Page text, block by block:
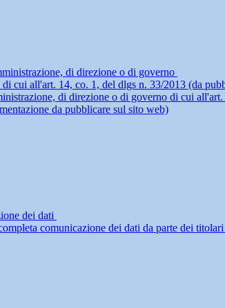
di direzione o di governo
cui all'art. 14, co. 1, del dlgs n. 33/2013 (da
di direzione o di governo di cui
da pubblicare sul sito web)
dei dati
comunicazione dei dati da parte dei